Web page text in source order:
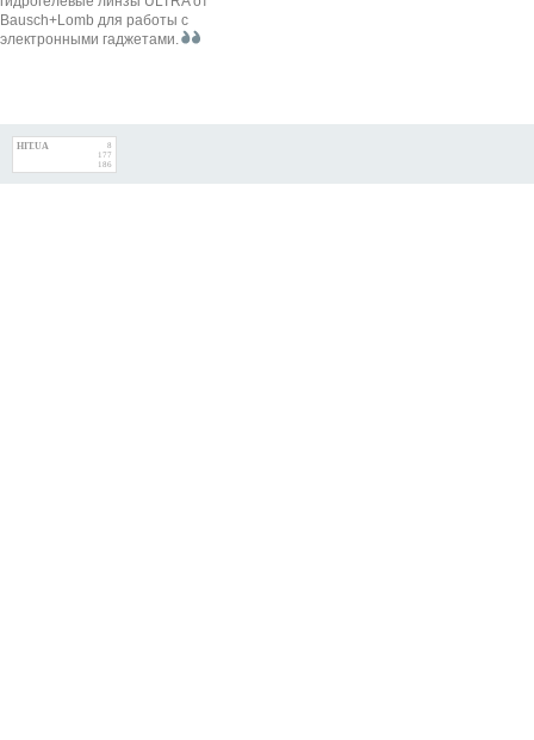
Bausch+Lomb для работы с
электронными гаджетами.
HIT.UA
8
177
186